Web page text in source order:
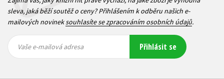
sleva, jaká běží soutěž o ceny? Přihlášením k odběru našich e-
mailových novineksouhlasíte se zpracováním osobních údajů.
mailová
mailová
Vaše e-mailová adresa Přihlásit se